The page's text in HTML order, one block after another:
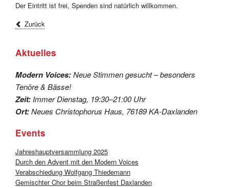
Der Eintritt ist frei, Spenden sind natürlich willkommen.
Zurück
Aktuelles
Modern Voices:Neue Stimmen gesucht – besonders
Tenöre & Bässe!
Zeit:Immer Dienstag, 19:30–21:00 Uhr
Ort:Neues Christophorus Haus, 76189 KA-Daxlanden
Events
Jahreshauptversammlung 2025
Durch den Advent mit den Modern Voices
Verabschiedung Wolfgang Thiedemann
Gemischter Chor beim Straßenfest Daxlanden